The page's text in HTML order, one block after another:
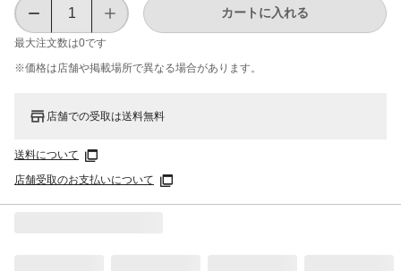
最大注文数は0です
カートに入れる
※価格は​店舗や​掲載場所で​異なる​場合が​あります。
店舗での受取は送料無料
送料について
店舗受取のお支払いについて